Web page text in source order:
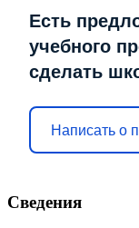
Есть
учебного
сделать
Написать о
Сведения